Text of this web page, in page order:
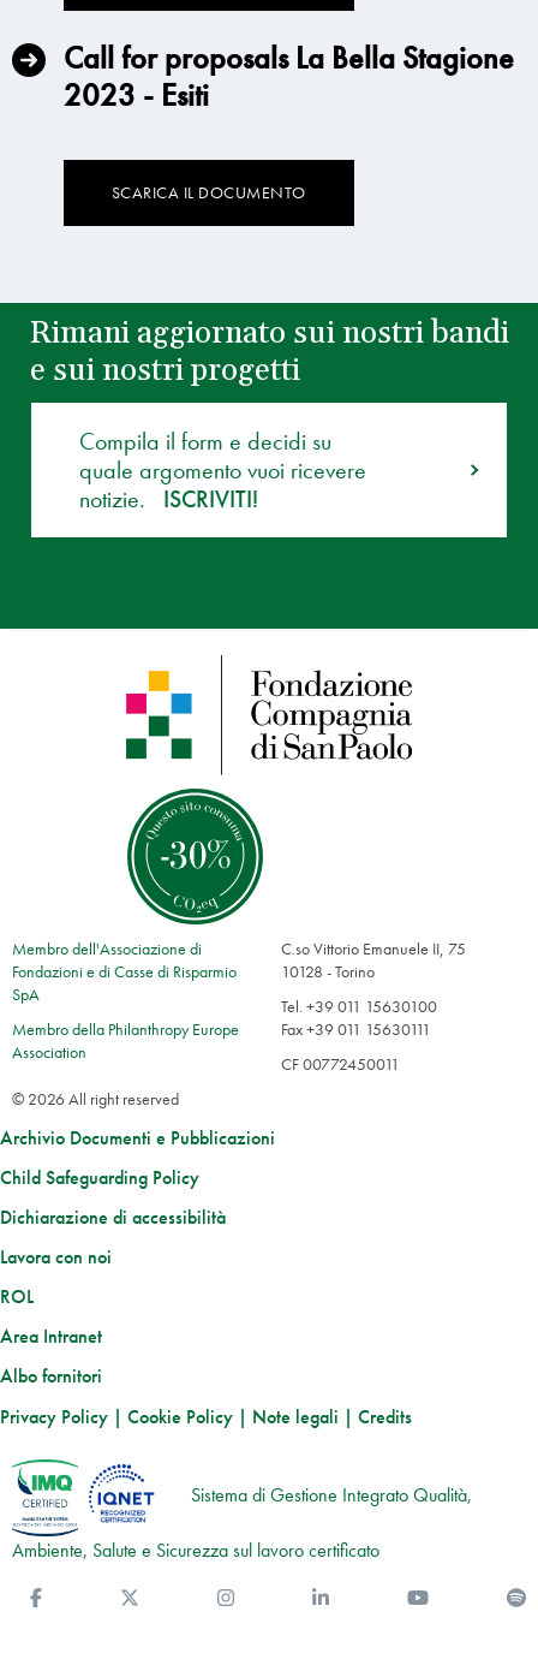
Call for proposals La Bella Stagione
2023 - Esiti
SCARICA IL DOCUMENTO
Rimani aggiornato sui nostri bandi
e sui nostri progetti
Compila il form e decidi su
quale argomento vuoi ricevere
notizie.
ISCRIVITI!
Membro dell'Associazione di
Fondazioni e di Casse di Risparmio
SpA
Membro della Philanthropy Europe
Association
C.so Vittorio Emanuele II, 75
10128 - Torino
Tel. +39 011 15630100
Fax +39 011 15630111
CF 00772450011
© 2026 All right reserved
Archivio Documenti e Pubblicazioni
Child Safeguarding Policy
Dichiarazione di accessibilità
Lavora con noi
ROL
Area Intranet
Albo fornitori
Privacy Policy | Cookie Policy | Note legali | Credits
Sistema di Gestione Integrato Qualità,
Ambiente, Salute e Sicurezza sul lavoro certificato
You Tube